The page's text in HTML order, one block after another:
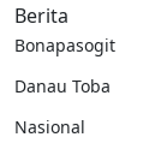
Berita
Bonapasogit
Danau Toba
Nasional